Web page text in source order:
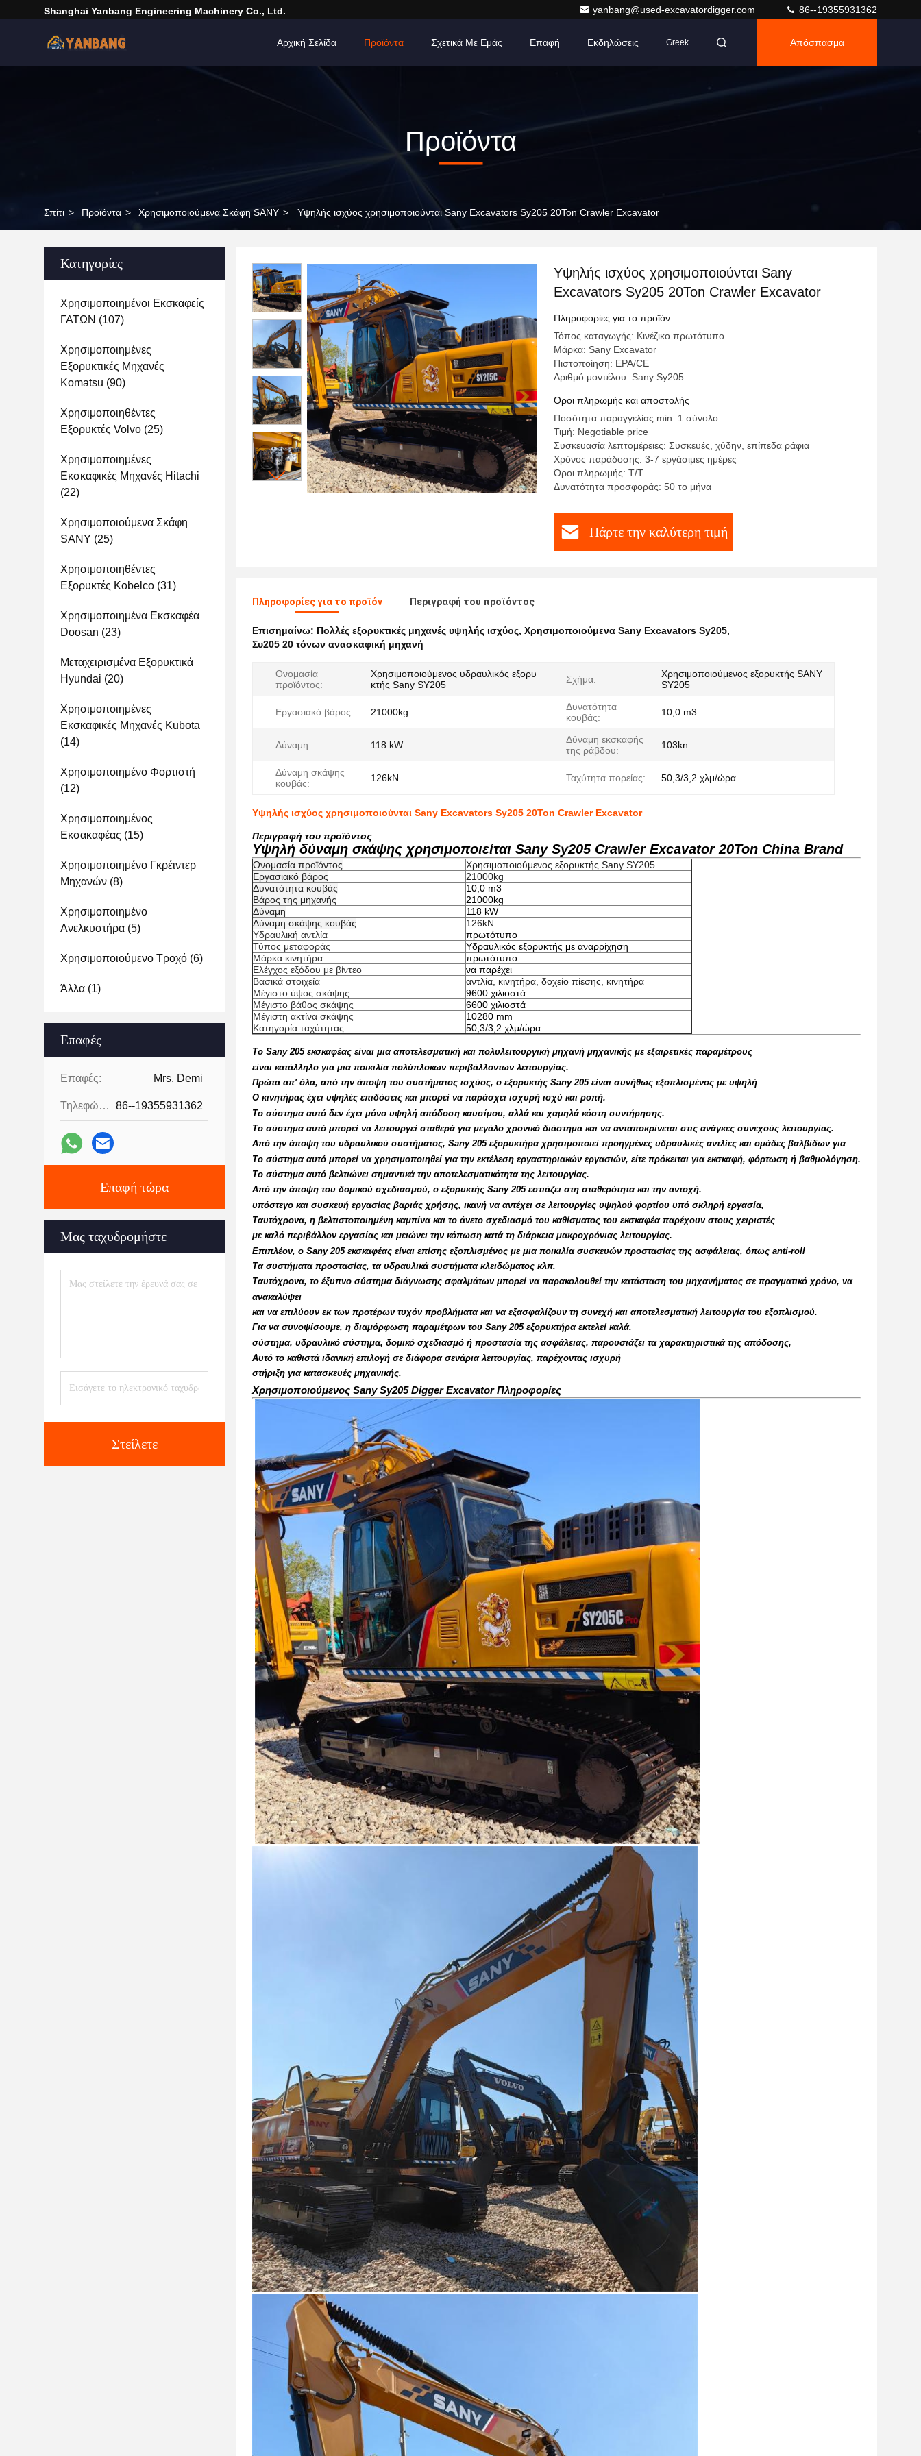
Shanghai Yanbang Engineering Machinery Co., Ltd. yanbang@used-excavatordigger.com 86--19355931362
Αρχική Σελίδα Προϊόντα Σχετικά Με Εμάς Επαφή Εκδηλώσεις Greek Απόσπασμα
Προϊόντα
Σπίτι > Προϊόντα > Χρησιμοποιούμενα Σκάφη SANY > Υψηλής ισχύος χρησιμοποιούνται Sany Excavators Sy205 20Ton Crawler Excavator
Κατηγορίες
Χρησιμοποιημένοι Εκσκαφείς
ΓΑΤΩΝ (107)
Χρησιμοποιημένες
Εξορυκτικές Μηχανές
Komatsu (90)
Χρησιμοποιηθέντες
Εξορυκτές Volvo (25)
Χρησιμοποιημένες
Εκσκαφικές Μηχανές Hitachi
(22)
Χρησιμοποιούμενα Σκάφη
SANY (25)
Χρησιμοποιηθέντες
Εξορυκτές Kobelco (31)
Χρησιμοποιημένα Εκσκαφέα
Doosan (23)
Μεταχειρισμένα Εξορυκτικά
Hyundai (20)
Χρησιμοποιημένες
Εκσκαφικές Μηχανές Kubota
(14)
Χρησιμοποιημένο Φορτιστή
(12)
Χρησιμοποιημένος
Εκσακαφέας (15)
Χρησιμοποιημένο Γκρέιντερ
Μηχανών (8)
Χρησιμοποιημένο
Ανελκυστήρα (5)
Χρησιμοποιούμενο Τροχό (6)
Άλλα (1)
Επαφές
Επαφές: Mrs. Demi
Τηλεφώνημα: 86--19355931362
Επαφή τώρα
Μας ταχυδρομήστε
Στείλετε
Υψηλής ισχύος χρησιμοποιούνται Sany
Excavators Sy205 20Ton Crawler Excavator
Πληροφορίες για το προϊόν
Τόπος καταγωγής: Κινέζικο πρωτότυπο
Μάρκα: Sany Excavator
Πιστοποίηση: EPA/CE
Αριθμό μοντέλου: Sany Sy205
Όροι πληρωμής και αποστολής
Ποσότητα παραγγελίας min: 1 σύνολο
Τιμή: Negotiable price
Συσκευασία λεπτομέρειες: Συσκευές, χύδην, επίπεδα ράφια
Χρόνος παράδοσης: 3-7 εργάσιμες ημέρες
Όροι πληρωμής: Τ/Τ
Δυνατότητα προσφοράς: 50 το μήνα
Πάρτε την καλύτερη τιμή
Πληροφορίες για το προϊόν Περιγραφή του προϊόντος
Επισημαίνω: Πολλές εξορυκτικές μηχανές υψηλής ισχύος, Χρησιμοποιούμενα Sany Excavators Sy205,
Συ205 20 τόνων ανασκαφική μηχανή
Ονομασία
προϊόντος:
Χρησιμοποιούμενος υδραυλικός εξορυ
κτής Sany SY205
Σχήμα:
Χρησιμοποιούμενος εξορυκτής SANY
SY205
Εργασιακό βάρος: 21000kg
Δυνατότητα
κουβάς:
10,0 m3
Δύναμη: 118 kW
Δύναμη εκσκαφής
της ράβδου:
103kn
Δύναμη σκάψης
κουβάς:
126kN Ταχύτητα πορείας: 50,3/3,2 χλμ/ώρα
Υψηλής ισχύος χρησιμοποιούνται Sany Excavators Sy205 20Ton Crawler Excavator
Περιγραφή του προϊόντος
Υψηλή δύναμη σκάψης χρησιμοποιείται Sany Sy205 Crawler Excavator 20Ton China Brand
Ονομασία προϊόντος
Χρησιμοποιούμενος εξορυκτής Sany SY205
Εργασιακό βάρος
21000kg
Δυνατότητα κουβάς
10,0 m3
Βάρος της μηχανής
21000kg
Δύναμη
118 kW
Δύναμη σκάψης κουβάς
126kN
Υδραυλική αντλία
πρωτότυπο
Τύπος μεταφοράς
Υδραυλικός εξορυκτής με αναρρίχηση
Μάρκα κινητήρα
πρωτότυπο
Ελέγχος εξόδου με βίντεο
να παρέχει
Βασικά στοιχεία
αντλία, κινητήρα, δοχείο πίεσης, κινητήρα
Μέγιστο ύψος σκάψης
9600 χιλιοστά
Μέγιστο βάθος σκάψης
6600 χιλιοστά
Μέγιστη ακτίνα σκάψης
10280 mm
Κατηγορία ταχύτητας
50,3/3,2 χλμ/ώρα
Το Sany 205 εκσκαφέας είναι μια αποτελεσματική και πολυλειτουργική μηχανή μηχανικής με εξαιρετικές παραμέτρους
είναι κατάλληλο για μια ποικιλία πολύπλοκων περιβάλλοντων λειτουργίας.
Πρώτα απ' όλα, από την άποψη του συστήματος ισχύος, ο εξορυκτής Sany 205 είναι συνήθως εξοπλισμένος με υψηλή
Ο κινητήρας έχει υψηλές επιδόσεις και μπορεί να παράσχει ισχυρή ισχύ και ροπή.
Το σύστημα αυτό δεν έχει μόνο υψηλή απόδοση καυσίμου, αλλά και χαμηλά κόστη συντήρησης.
Το σύστημα αυτό μπορεί να λειτουργεί σταθερά για μεγάλο χρονικό διάστημα και να ανταποκρίνεται στις ανάγκες συνεχούς λειτουργίας.
Από την άποψη του υδραυλικού συστήματος, Sany 205 εξορυκτήρα χρησιμοποιεί προηγμένες υδραυλικές αντλίες και ομάδες βαλβίδων για
Το σύστημα αυτό μπορεί να χρησιμοποιηθεί για την εκτέλεση εργαστηριακών εργασιών, είτε πρόκειται για εκσκαφή, φόρτωση ή βαθμολόγηση.
Το σύστημα αυτό βελτιώνει σημαντικά την αποτελεσματικότητα της λειτουργίας.
Από την άποψη του δομικού σχεδιασμού, ο εξορυκτής Sany 205 εστιάζει στη σταθερότητα και την αντοχή.
υπόστεγο και συσκευή εργασίας βαριάς χρήσης, ικανή να αντέχει σε λειτουργίες υψηλού φορτίου υπό σκληρή εργασία,
Ταυτόχρονα, η βελτιστοποιημένη καμπίνα και το άνετο σχεδιασμό του καθίσματος του εκσκαφέα παρέχουν στους χειριστές
με καλό περιβάλλον εργασίας και μειώνει την κόπωση κατά τη διάρκεια μακροχρόνιας λειτουργίας.
Επιπλέον, ο Sany 205 εκσκαφέας είναι επίσης εξοπλισμένος με μια ποικιλία συσκευών προστασίας της ασφάλειας, όπως anti-roll
Τα συστήματα προστασίας, τα υδραυλικά συστήματα κλειδώματος κλπ.
Ταυτόχρονα, το έξυπνο σύστημα διάγνωσης σφαλμάτων μπορεί να παρακολουθεί την κατάσταση του μηχανήματος σε πραγματικό χρόνο, να
ανακαλύψει
και να επιλύουν εκ των προτέρων τυχόν προβλήματα και να εξασφαλίζουν τη συνεχή και αποτελεσματική λειτουργία του εξοπλισμού.
Για να συνοψίσουμε, η διαμόρφωση παραμέτρων του Sany 205 εξορυκτήρα εκτελεί καλά.
σύστημα, υδραυλικό σύστημα, δομικό σχεδιασμό ή προστασία της ασφάλειας, παρουσιάζει τα χαρακτηριστικά της απόδοσης,
Αυτό το καθιστά ιδανική επιλογή σε διάφορα σενάρια λειτουργίας, παρέχοντας ισχυρή
στήριξη για κατασκευές μηχανικής.
Χρησιμοποιούμενος Sany Sy205 Digger Excavator Πληροφορίες